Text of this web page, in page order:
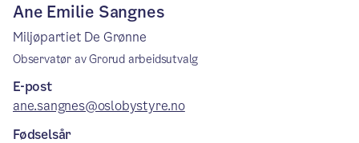
Ane Emilie Sangnes
Miljøpartiet De Grønne
Observatør av Grorud arbeidsutvalg
E-post
ane.sangnes@oslobystyre.no
Fødselsår